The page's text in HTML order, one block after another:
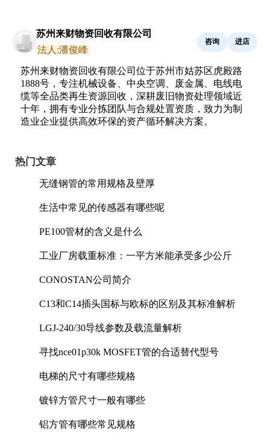
苏州来财物资回收有限公司
法人:潘俊峰
咨询 进店
苏州来财物资回收有限公司位于苏州市姑苏区虎殿路
1888号，专注机械设备、中央空调、废金属、电线电
缆等全品类再生资源回收，深耕废旧物资处理领域近
十年，拥有专业分拣团队与合规处置资质，致力为制
造业企业提供高效环保的资产循环解决方案。
热门文章
无缝钢管的常用规格及壁厚
生活中常见的传感器有哪些呢
PE100管材的含义是什么
工业厂房载重标准：一平方米能承受多少公斤
CONOSTAN公司简介
C13和C14插头国标与欧标的区别及其标准解析
LGJ-240/30导线参数及载流量解析
寻找nce01p30k MOSFET管的合适替代型号
电梯的尺寸有哪些规格
镀锌方管尺寸一般有哪些
铝方管有哪些常见规格